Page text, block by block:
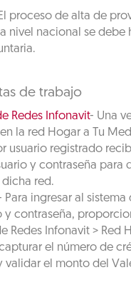
El proceso de alta de
nivel nacional se debe
de trabajo
Redes Infonavit- Una
la red Hogar a Tu
usuario registrado
y contraseña para
red.
Para ingresar al
y contraseña,
Redes Infonavit > Red
el número de
validar el monto del